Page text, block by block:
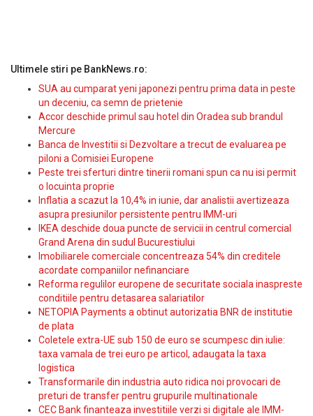
Ultimele stiri pe BankNews.ro:
SUA au cumparat yeni japonezi pentru prima data in peste
un deceniu, ca semn de prietenie
Accor deschide primul sau hotel din Oradea sub brandul
Mercure
Banca de Investitii si Dezvoltare a trecut de evaluarea pe
piloni a Comisiei Europene
Peste trei sferturi dintre tinerii romani spun ca nu isi permit
o locuinta proprie
Inflatia a scazut la 10,4% in iunie, dar analistii avertizeaza
asupra presiunilor persistente pentru IMM-uri
IKEA deschide doua puncte de servicii in centrul comercial
Grand Arena din sudul Bucurestiului
Imobiliarele comerciale concentreaza 54% din creditele
acordate companiilor nefinanciare
Reforma regulilor europene de securitate sociala inaspreste
conditiile pentru detasarea salariatilor
NETOPIA Payments a obtinut autorizatia BNR de institutie
de plata
Coletele extra-UE sub 150 de euro se scumpesc din iulie:
taxa vamala de trei euro pe articol, adaugata la taxa
logistica
Transformarile din industria auto ridica noi provocari de
preturi de transfer pentru grupurile multinationale
CEC Bank finanteaza investitiile verzi si digitale ale IMM-